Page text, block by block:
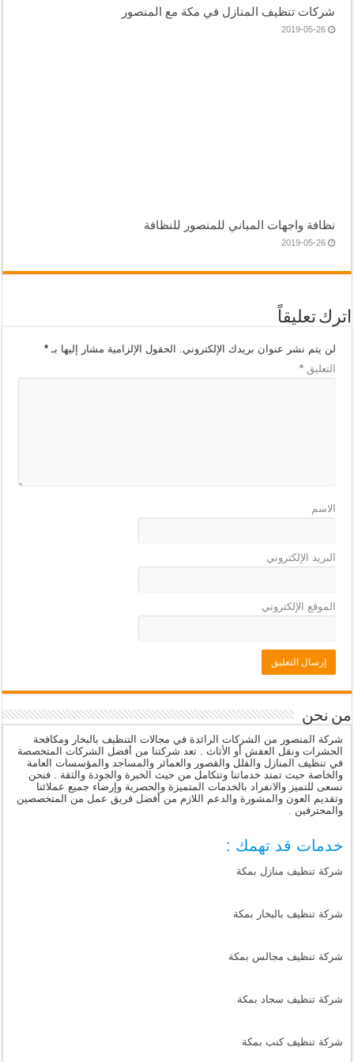
شركات تنظيف المنازل في مكة مع المنصور
2019-05-26
نظافة واجهات المباني للمنصور للنظافة
2019-05-26
اترك تعليقاً
لن يتم نشر عنوان بريدك الإلكتروني. الحقول الإلزامية مشار إليها بـ*
التعليق*
الاسم
البريد الإلكتروني
الموقع الإلكتروني
من نحن
شركة المنصور من الشركات الرائدة في مجالات التنظيف بالبخار ومكافحة
الحشرات ونقل العفش أو الأثاث . تعد شركتنا من أفضل الشركات المتخصصة
في تنظيف المنازل والفلل والقصور والعمائر والمساجد والمؤسسات العامة
والخاصة حيث تمتد خدماتنا وتتكامل من حيث الخبرة والجودة والثقة . فنحن
نسعى للتميز والانفراد بالخدمات المتميزة والحصرية وإرضاء جميع عملائنا
وتقديم العون والمشورة والدعم اللازم من أفضل فريق عمل من المتخصصين
والمحترفين .
خدمات قد تهمك :
شركة تنظيف منازل بمكة
شركة تنظيف بالبخار بمكة
شركة تنظيف مجالس بمكة
شركة تنظيف سجاد بمكة
شركة تنظيف كنب بمكة